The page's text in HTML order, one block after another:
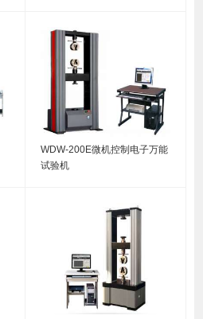
WDW-200E微机控制电子万能
试验机